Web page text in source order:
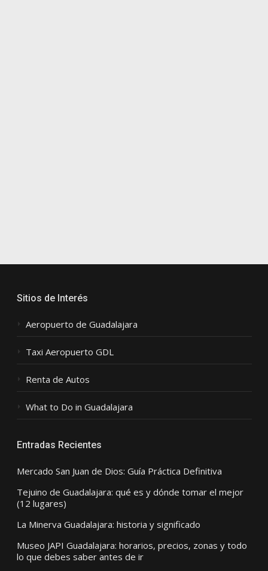
Sitios de Interés
Aeropuerto de Guadalajara
Taxi Aeropuerto GDL
Renta de Autos
What to Do in Guadalajara
Entradas Recientes
Mercado San Juan de Dios: Guía Práctica Definitiva
Tejuino de Guadalajara: qué es y dónde tomar el mejor
(12 lugares)
La Minerva Guadalajara: historia y significado
Museo JAPI Guadalajara: horarios, precios, zonas y todo
lo que debes saber antes de ir